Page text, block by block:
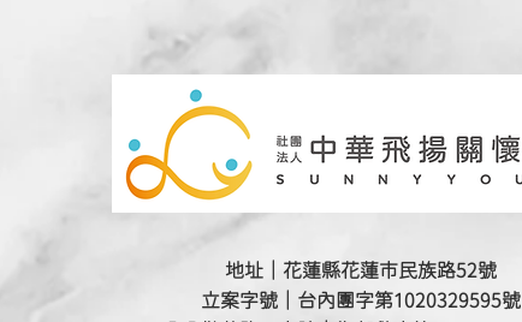
地址｜花蓮縣花蓮市民族路52號
立案字號｜台內團字第1020329595號